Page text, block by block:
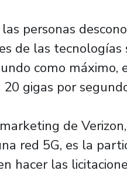
personas
de las
como
gigas por
de
red 5G, es la
hacer las